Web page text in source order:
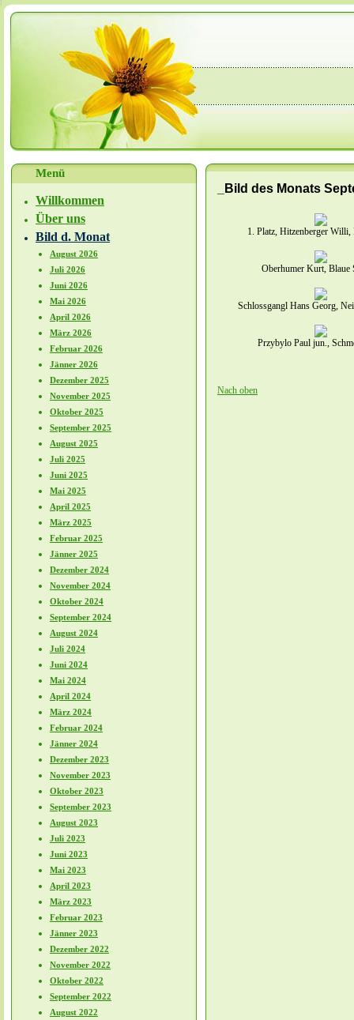
Menü
Willkommen
Über uns
Bild d. Monat
August 2026
Juli 2026
Juni 2026
Mai 2026
April 2026
März 2026
Februar 2026
Jänner 2026
Dezember 2025
November 2025
Oktober 2025
September 2025
August 2025
Juli 2025
Juni 2025
Mai 2025
April 2025
März 2025
Februar 2025
Jänner 2025
Dezember 2024
November 2024
Oktober 2024
September 2024
August 2024
Juli 2024
Juni 2024
Mai 2024
April 2024
März 2024
Februar 2024
Jänner 2024
Dezember 2023
November 2023
Oktober 2023
September 2023
August 2023
Juli 2023
Juni 2023
Mai 2023
April 2023
März 2023
Februar 2023
Jänner 2023
Dezember 2022
November 2022
Oktober 2022
September 2022
August 2022
_Bild des Monats
1. Platz, Hitzenberger Willi,
Oberhumer Kurt, Blaue
Schlossgangl Hans Georg,
Przybylo Paul jun.,
Nach oben